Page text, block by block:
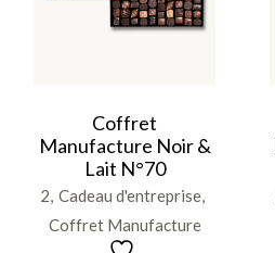
Coffret
Manufacture Noir &
Lait N°70
2 Cadeau d'entreprise
Coffret Manufacture